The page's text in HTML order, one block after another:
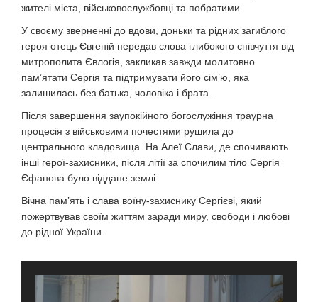
жителі міста, військовослужбовці та побратими.
У своєму зверненні до вдови, доньки та рідних загиблого
героя отець Євгеній передав слова глибокого співчуття від
митрополита Євлогія, закликав завжди молитовно
пам’ятати Сергія та підтримувати його сім’ю, яка
залишилась без батька, чоловіка і брата.
Після завершення заупокійного богослужіння траурна
процесія з військовими почестями рушила до
центрального кладовища. На Алеї Слави, де спочивають
інші герої-захисники, після літії за спочилим тіло Сергія
Єфанова було віддане землі.
Вічна пам’ять і слава воїну-захиснику Сергієві, який
пожертвував своїм життям заради миру, свободи і любові
до рідної України.